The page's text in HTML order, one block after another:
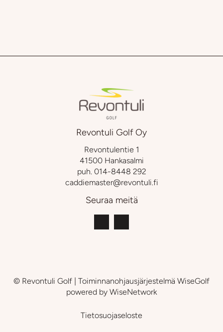
Revontuli Golf Oy
Revontulentie 1
41500 Hankasalmi
puh. 014-8448 292
caddiemaster@revontuli.fi
Seuraa meitä
© Revontuli Golf | Toiminnanohjausjärjestelmä WiseGolf
powered by WiseNetwork
Tietosuojaseloste